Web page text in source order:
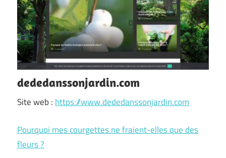
dededanssonjardin.com
Site web : https://www.dededanssonjardin.com
Pourquoi mes courgettes ne fraient-elles que des
fleurs ?